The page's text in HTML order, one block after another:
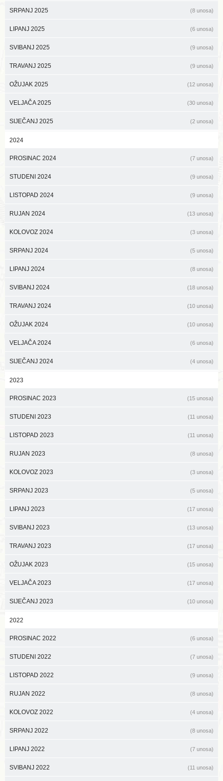
SRPANJ 2025 (8 unosa)
LIPANJ 2025 (6 unosa)
SVIBANJ 2025 (9 unosa)
TRAVANJ 2025 (9 unosa)
OŽUJAK 2025 (12 unosa)
VELJAČA 2025 (30 unosa)
SIJEČANJ 2025 (2 unosa)
2024
PROSINAC 2024 (7 unosa)
STUDENI 2024 (9 unosa)
LISTOPAD 2024 (9 unosa)
RUJAN 2024 (13 unosa)
KOLOVOZ 2024 (3 unosa)
SRPANJ 2024 (5 unosa)
LIPANJ 2024 (8 unosa)
SVIBANJ 2024 (18 unosa)
TRAVANJ 2024 (10 unosa)
OŽUJAK 2024 (10 unosa)
VELJAČA 2024 (6 unosa)
SIJEČANJ 2024 (4 unosa)
2023
PROSINAC 2023 (15 unosa)
STUDENI 2023 (11 unosa)
LISTOPAD 2023 (11 unosa)
RUJAN 2023 (8 unosa)
KOLOVOZ 2023 (3 unosa)
SRPANJ 2023 (5 unosa)
LIPANJ 2023 (17 unosa)
SVIBANJ 2023 (13 unosa)
TRAVANJ 2023 (17 unosa)
OŽUJAK 2023 (15 unosa)
VELJAČA 2023 (17 unosa)
SIJEČANJ 2023 (10 unosa)
2022
PROSINAC 2022 (6 unosa)
STUDENI 2022 (7 unosa)
LISTOPAD 2022 (9 unosa)
RUJAN 2022 (8 unosa)
KOLOVOZ 2022 (4 unosa)
SRPANJ 2022 (8 unosa)
LIPANJ 2022 (7 unosa)
SVIBANJ 2022 (11 unosa)